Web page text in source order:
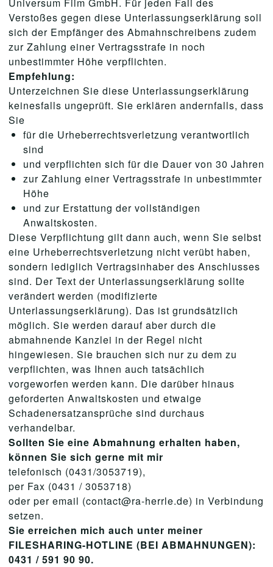
Verstoßes gegen diese Unterlassungserklärung soll
sich der Empfänger des Abmahnschreibens zudem
zur Zahlung einer Vertragsstrafe in noch
unbestimmter Höhe verpflichten.
Empfehlung:
Unterzeichnen Sie diese Unterlassungserklärung
keinesfalls ungeprüft. Sie erklären andernfalls, dass
Sie
für die Urheberrechtsverletzung verantwortlich
sind
und verpflichten sich für die Dauer von 30 Jahren
zur Zahlung einer Vertragsstrafe in unbestimmter
Höhe
und zur Erstattung der vollständigen
Anwaltskosten.
Diese Verpflichtung gilt dann auch, wenn Sie selbst
eine Urheberrechtsverletzung nicht verübt haben,
sondern lediglich Vertragsinhaber des Anschlusses
sind. Der Text der Unterlassungserklärung sollte
verändert werden (modifizierte
Unterlassungserklärung). Das ist grundsätzlich
möglich. Sie werden darauf aber durch die
abmahnende Kanzlei in der Regel nicht
hingewiesen. Sie brauchen sich nur zu dem zu
verpflichten, was Ihnen auch tatsächlich
vorgeworfen werden kann. Die darüber hinaus
geforderten Anwaltskosten und etwaige
Schadenersatzansprüche sind durchaus
verhandelbar.
Sollten Sie eine Abmahnung erhalten haben,
können Sie sich gerne mit mir
telefonisch (0431/3053719),
per Fax (0431 / 3053718)
oder per email (contact@ra-herrle.de) in Verbindung
setzen.
Sie erreichen mich auch unter meiner
FILESHARING-HOTLINE (BEI ABMAHNUNGEN):
0431 / 591 90 90.